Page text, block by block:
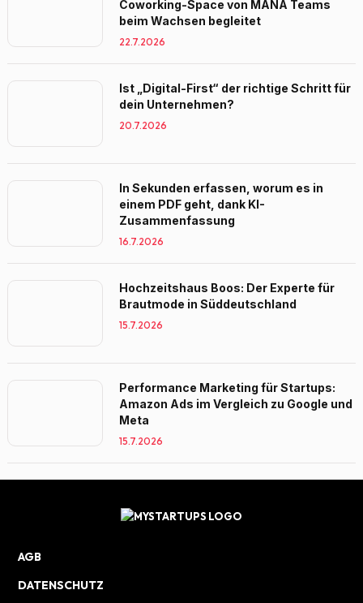
Coworking-Space von MANA Teams
beim Wachsen begleitet
22.7.2026
Ist „Digital-First“ der richtige Schritt für
dein Unternehmen?
20.7.2026
In Sekunden erfassen, worum es in
einem PDF geht, dank KI-
Zusammenfassung
16.7.2026
Hochzeitshaus Boos: Der Experte für
Brautmode in Süddeutschland
15.7.2026
Performance Marketing für Startups:
Amazon Ads im Vergleich zu Google und
Meta
15.7.2026
AGB
DATENSCHUTZ